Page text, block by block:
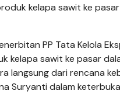
kelapa sawit ke
PP Tata Kelola
kelapa sawit ke pasar
langsung dari rencana
Suryanti dalam